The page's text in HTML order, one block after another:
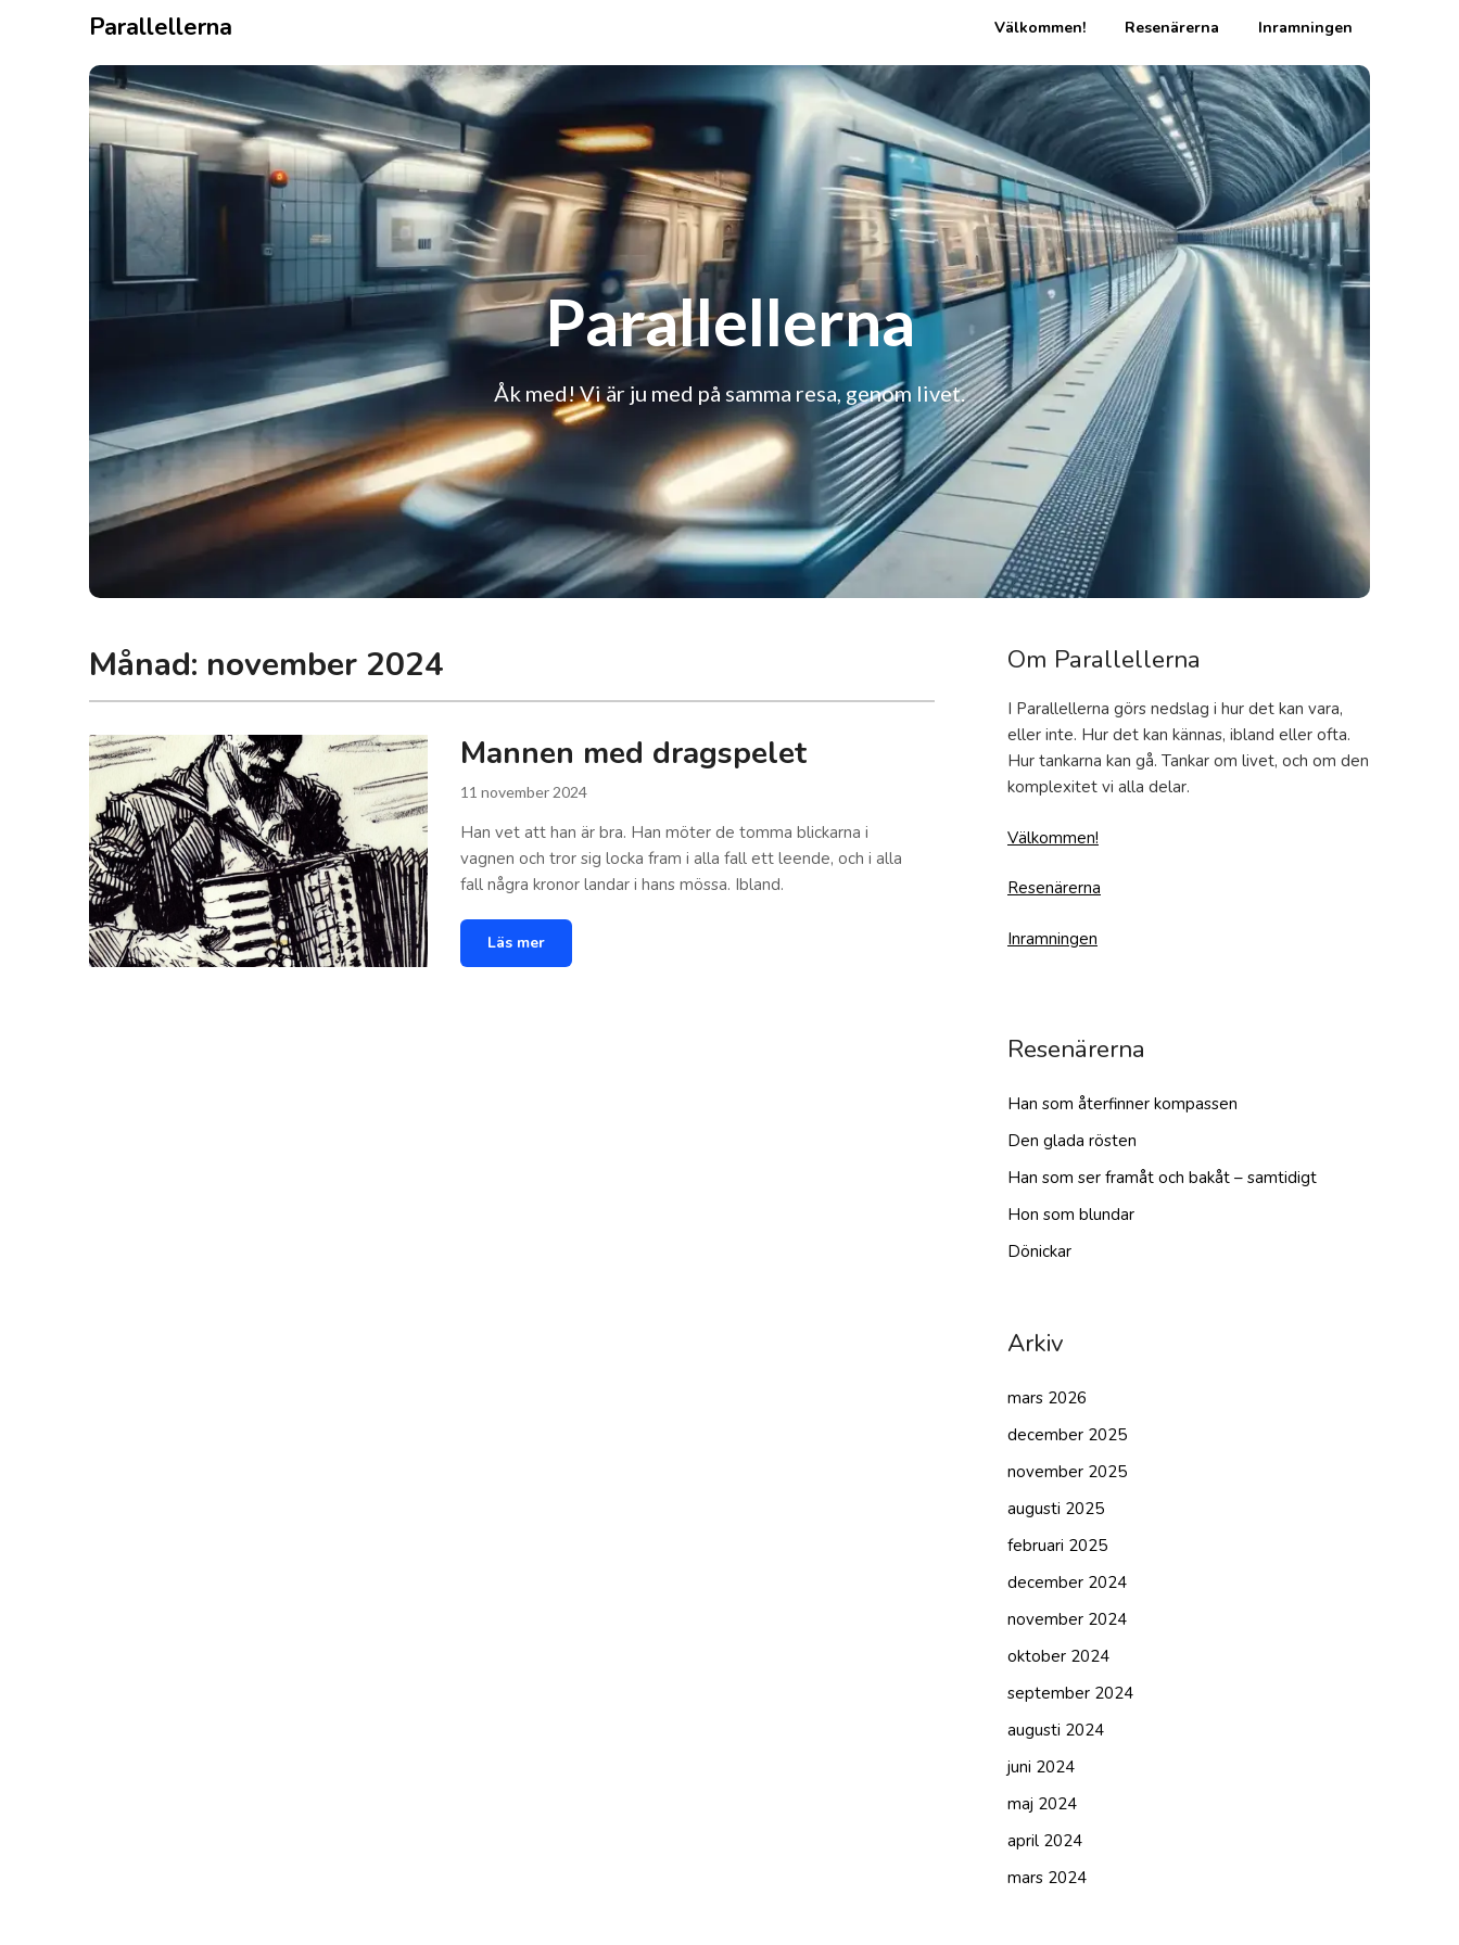
Parallellerna Välkommen! Resenärerna Inramningen
Parallellerna
Åk med! Vi är ju med på samma resa, genom livet.
Månad: november 2024
Mannen med dragspelet
11 november 2024
Han vet att han är bra. Han möter de tomma blickarna i
vagnen och tror sig locka fram i alla fall ett leende, och i alla
fall några kronor landar i hans mössa. Ibland.
Läs mer
Om Parallellerna
I Parallellerna görs nedslag i hur det kan vara,
eller inte. Hur det kan kännas, ibland eller ofta.
Hur tankarna kan gå. Tankar om livet, och om den
komplexitet vi alla delar.
Välkommen!
Resenärerna
Inramningen
Resenärerna
Han som återfinner kompassen
Den glada rösten
Han som ser framåt och bakåt – samtidigt
Hon som blundar
Dönickar
Arkiv
mars 2026
december 2025
november 2025
augusti 2025
februari 2025
december 2024
november 2024
oktober 2024
september 2024
augusti 2024
juni 2024
maj 2024
april 2024
mars 2024